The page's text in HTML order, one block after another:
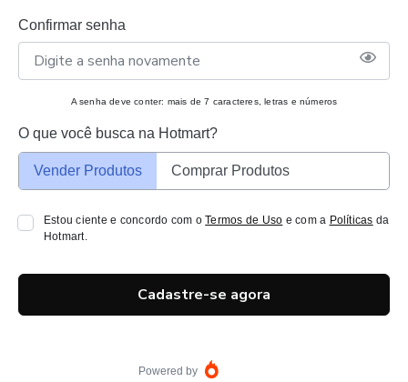
Confirmar senha
A senha deve conter: mais de 7 caracteres, letras e números
O que você busca na Hotmart?
Vender Produtos Comprar Produtos
Estou ciente e concordo com oTermos de Uso e com a Políticas da
Hotmart.
Cadastre-se agora
Powered by